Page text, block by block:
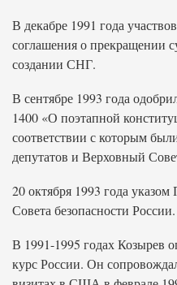
В декабре 1991 года
соглашения о прекращении
создании СНГ.
В сентябре 1993 года
1400 «О поэтапной
соответствии с которым
депутатов и Верховный
20 октября 1993 года
Совета безопасности России.
В 1991-1995 годах Козырев
курс России. Он